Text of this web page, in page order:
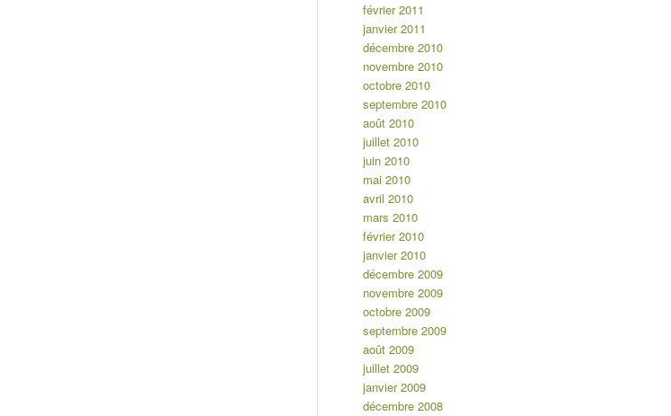
février 2011
janvier 2011
décembre 2010
novembre 2010
octobre 2010
septembre 2010
août 2010
juillet 2010
juin 2010
mai 2010
avril 2010
mars 2010
février 2010
janvier 2010
décembre 2009
novembre 2009
octobre 2009
septembre 2009
août 2009
juillet 2009
janvier 2009
décembre 2008